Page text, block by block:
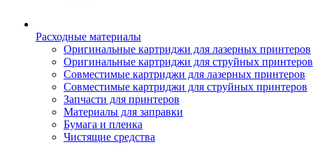
Расходные материалы
Оригинальные картриджи для лазерных принтеров
Оригинальные картриджи для струйных принтеров
Совместимые картриджи для лазерных принтеров
Совместимые картриджи для струйных принтеров
Запчасти для принтеров
Материалы для заправки
Бумага и пленка
Чистящие средства